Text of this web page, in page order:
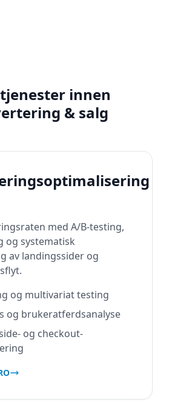
innen
& salg
med A/B-testing,
og systematisk
av landingssider og
og multivariat testing
og brukeratferdsanalyse
og checkout-